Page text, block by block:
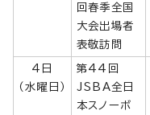
回春季全国
大会出場者
表敬訪問
4日
（水曜日）
第44回
JSBA全日
本スノーボ